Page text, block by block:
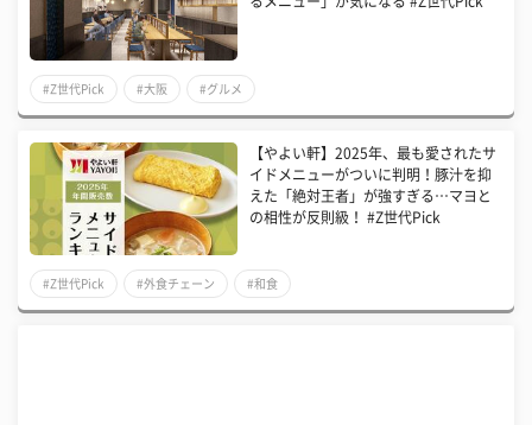
#Z世代Pick #大阪 #グルメ
【やよい軒】2025年、最も愛されたサ
イドメニューがついに判明！豚汁を抑
えた「絶対王者」が強すぎる…マヨと
の相性が反則級！ #Z世代Pick
#Z世代Pick #外食チェーン #和食